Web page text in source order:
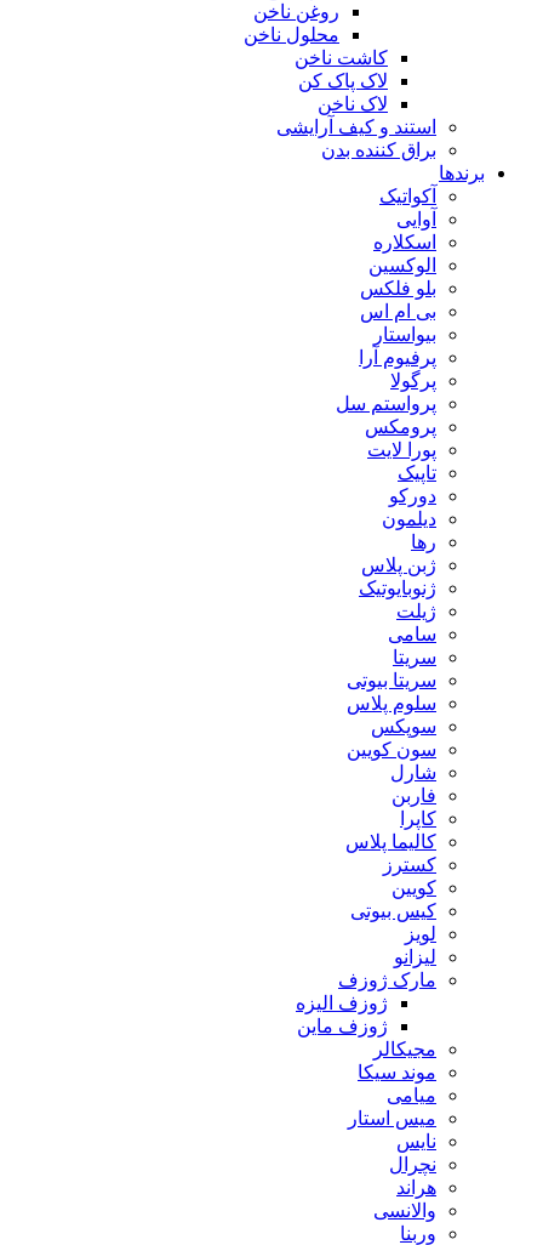
روغن ناخن
محلول ناخن
کاشت ناخن
لاک پاک کن
لاک ناخن
استند و کیف آرایشی
براق کننده بدن
برندها
آکواتیک
آوایی
اسکلاره
الوکسین
بلو فلکس
بی ام اس
بیواستار
پرفیوم آرا
پرگولا
پرواستم سل
پرومکس
پورا لایت
تاپیک
دورکو
دیلمون
رها
ژبن پلاس
ژنوبایوتیک
ژیلت
سامی
سریتا
سریتا بیوتی
سلوم پلاس
سوپکس
سون کویین
شارل
فاربن
کاپرا
کالیما پلاس
کسترز
کویین
کیس بیوتی
لویز
لیزانو
مارک ژوزف
ژوزف الیزه
ژوزف ماین
مجیکالر
موند سیکا
میامی
میس استار
نایس
نچرال
هراند
والانسی
وربنا